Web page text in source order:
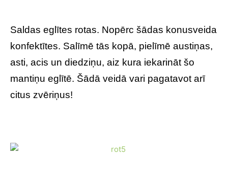
Saldas eglītes rotas. Nopērc šādas konusveida
konfektītes. Salīmē tās kopā, pielīmē austiņas,
asti, acis un diedziņu, aiz kura iekarināt šo
mantiņu eglītē. Šādā veidā vari pagatavot arī
citus zvēriņus!